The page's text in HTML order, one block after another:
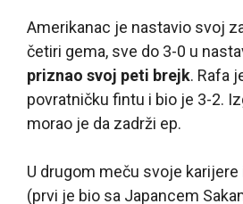
Amerikanac je nastavio svoj
četiri gema, sve do 3-0 u
priznao svoj peti brejk. Rafa
povratničku fintu i bio je 3-2.
morao je da zadrži ep.
U drugom meču svoje
(prvi je bio sa Japancem